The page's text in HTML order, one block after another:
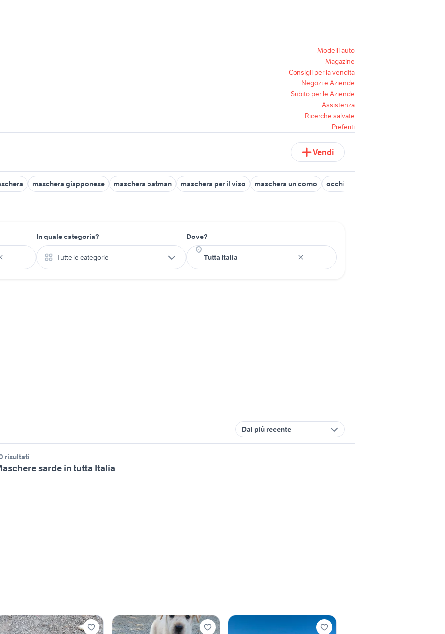
Modelli auto
Magazine
Consigli per la vendita
Negozi e Aziende
Subito per le Aziende
Assistenza
Ricerche salvate
Preferiti
Vendi
maschera giapponese maschera batman maschera per il viso maschera unicorno occhiali a maschera
In quale categoria?
Tutte le categorie
Dove?
Dal più recente
risultati
sarde in tutta Italia